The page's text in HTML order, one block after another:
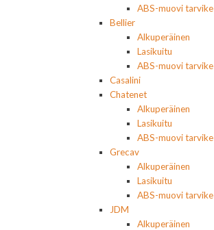
ABS-muovi tarvike
Bellier
Alkuperäinen
Lasikuitu
ABS-muovi tarvike
Casalini
Chatenet
Alkuperäinen
Lasikuitu
ABS-muovi tarvike
Grecav
Alkuperäinen
Lasikuitu
ABS-muovi tarvike
JDM
Alkuperäinen